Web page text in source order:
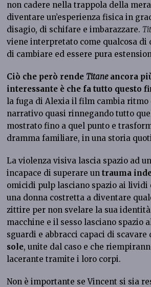
non cadere nella trappola della
diventare un’esperienza fisica in
disagio, di schifare e imbarazzare.
viene interpretato come qualcosa di
di cambiare ed essere pura
Ciò che però rende Titane ancora
interessante è che fa tutto questo
la fuga di Alexia il film cambia
narrativo quasi rinnegando tutto
mostrato fino a quel punto e
dramma familiare, in una storia
La violenza visiva lascia spazio ad
incapace di superare untrauma
omicidi pulp lasciano spazio ai lividi
una donna costretta a diventare
zittire per non svelare la sua
macchine e il sesso lasciano spazio al
sguardi e abbracci capaci di scavare
sole, unite dal caso e che
lacerante tramite i loro corpi.
Non è importante se Vincent si sia